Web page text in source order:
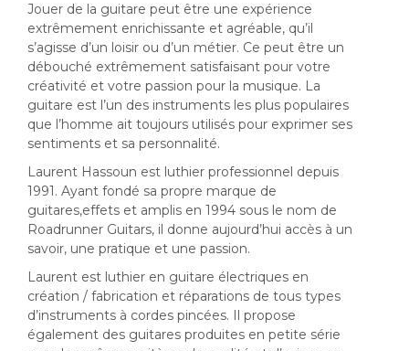
Jouer de la guitare peut être une expérience
extrêmement enrichissante et agréable, qu’il
s’agisse d’un loisir ou d’un métier. Ce peut être un
débouché extrêmement satisfaisant pour votre
créativité et votre passion pour la musique. La
guitare est l’un des instruments les plus populaires
que l’homme ait toujours utilisés pour exprimer ses
sentiments et sa personnalité.
Laurent Hassoun est luthier professionnel depuis
1991. Ayant fondé sa propre marque de
guitares,effets et amplis en 1994 sous le nom de
Roadrunner Guitars, il donne aujourd’hui accès à un
savoir, une pratique et une passion.
Laurent est luthier en guitare électriques en
création / fabrication et réparations de tous types
d’instruments à cordes pincées. Il propose
également des guitares produites en petite série